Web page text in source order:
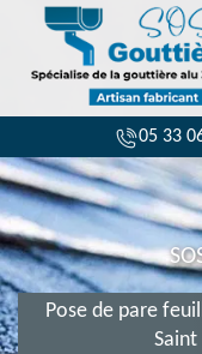
05 33
Pose de pare
Saint